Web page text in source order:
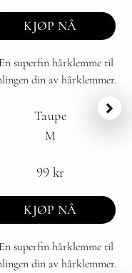
KJØP NÅ
Taupe
M
99 kr
KJØP NÅ